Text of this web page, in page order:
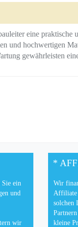
eine
und hochwertigen
gewährleisten
Sie ein
und
wir
*
Wir
Affiliate
solchen
kleine